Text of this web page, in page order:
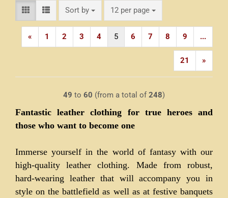
Sort by
Sort by 12 per page
per page
« 1 2 3 4 5 6 7 8 9 ...
21 »
49 to 60 (from a total of248)
Fantastic leather clothing for true heroes and
those who want to become one
Immerse yourself in the world of fantasy with our
high-quality leather clothing. Made from robust,
hard-wearing leather that will accompany you in
style on the battlefield as well as at festive banquets